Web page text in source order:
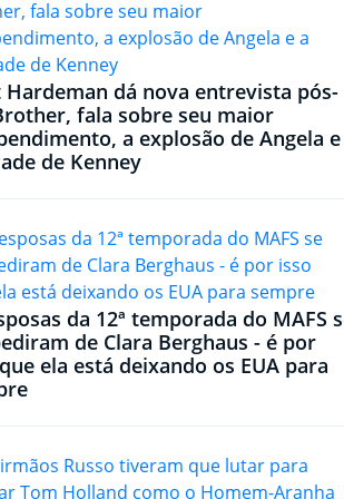
dá nova entrevista pós-
fala sobre seu maior
a explosão de Angela
de Kenney
da 12ª temporada do MAFS
de Clara Berghaus - é por
ela está deixando os EUA para